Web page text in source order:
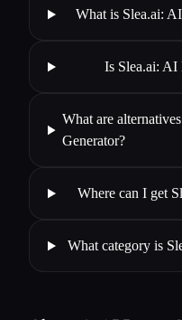
What is Slea.ai:
Is Slea.ai: AI
What are
Generator?
Where can I get
What category is